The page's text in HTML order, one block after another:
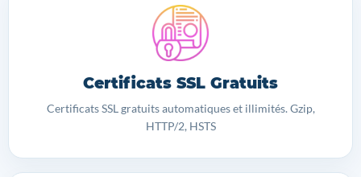
Certificats SSL Gratuits
Certificats SSL gratuits automatiques et illimités. Gzip,
HTTP/2, HSTS